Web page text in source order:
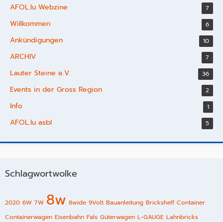
AFOL.lu Webzine 7
Willkommen 6
Ankündigungen 10
ARCHIV 7
Lauter Steine e.V. 36
Events in der Gross Region 2
Info 1
AFOL.lu asbl 5
Schlagwortwolke
2020 6W 7W 8w 8wide 9Volt Bauanleitung Brickshelf Container
Containerwagen Eisenbahn Fals Güterwagen L-GAUGE Lahnbricks